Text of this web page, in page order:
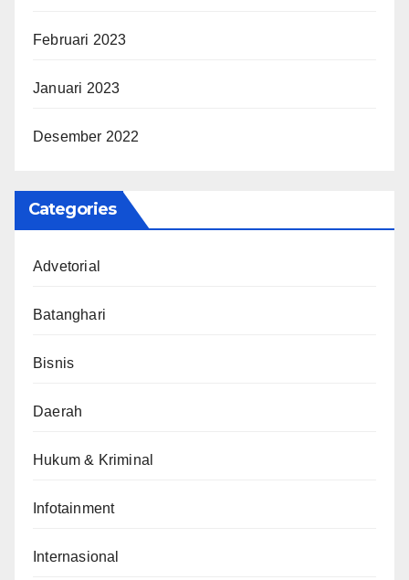
Februari 2023
Januari 2023
Desember 2022
Categories
Advetorial
Batanghari
Bisnis
Daerah
Hukum & Kriminal
Infotainment
Internasional